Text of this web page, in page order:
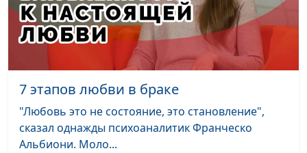
7 этапов любви в браке
"Любовь это не состояние, это становление",
сказал однажды психоаналитик Франческо
Альбиони. Моло...